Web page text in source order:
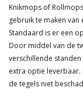
Knikmops of
gebruik te maken
Standaard is er een
Door middel van de
verschillende
extra optie
de tegels niet